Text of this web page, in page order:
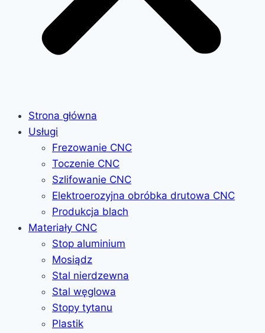
Strona główna
Usługi
Frezowanie CNC
Toczenie CNC
Szlifowanie CNC
Elektroerozyjna obróbka drutowa CNC
Produkcja blach
Materiały CNC
Stop aluminium
Mosiądz
Stal nierdzewna
Stal węglowa
Stopy tytanu
Plastik